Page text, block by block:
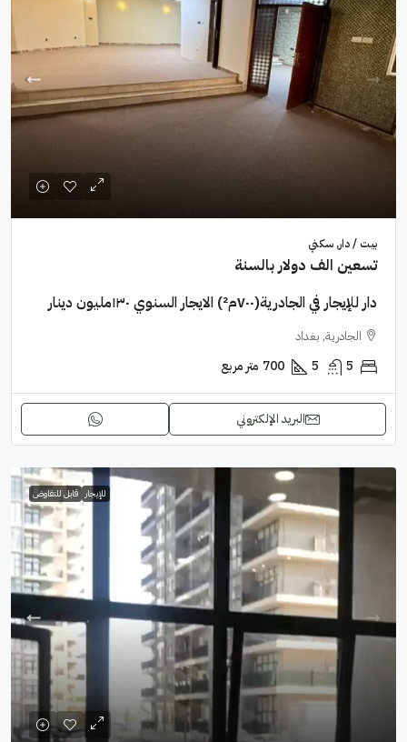
بيت / دار, سكني
تسعين الف دولار بالسنة
دار للإيجار في الجادرية(٧٠٠م²) الايجار السنوي ١٣٠مليون دينار
الجادرية, بغداد
5
5
700 متر مربع
البريد الإلكتروني
للإيجار قابل للتفاوض